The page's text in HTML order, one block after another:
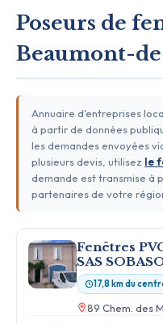
Poseurs de
Beaumont-
Annuaire d'entreprises
à partir de données
les demandes envoyées
plusieurs devis, utilisez le
demande est transmise à
partenaires de votre
Fenêtres
SAS
17,8 km du
89 Chem. des